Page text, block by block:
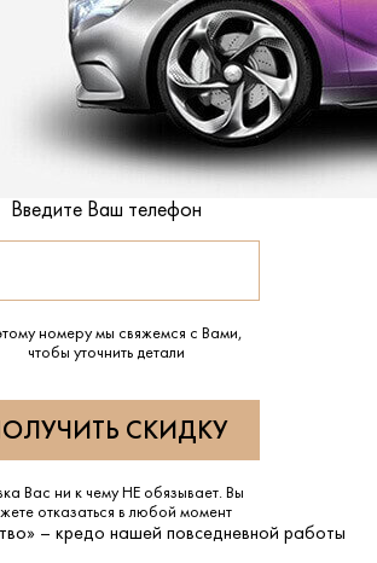
Введите Ваш телефон
номеру мы свяжемся с Вами,
чтобы уточнить детали
Вас ни к чему НЕ обязывает. Вы
отказаться в любой момент
– кредо нашей повседневной работы